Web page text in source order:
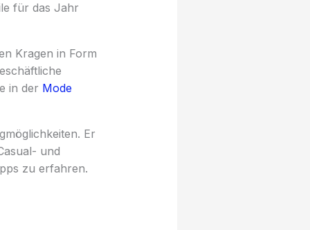
für das Jahr
Kragen in Form
in der Mode
Er
und
zu erfahren.